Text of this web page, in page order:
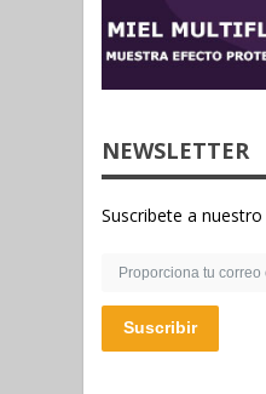
NEWSLETTER
Suscribir